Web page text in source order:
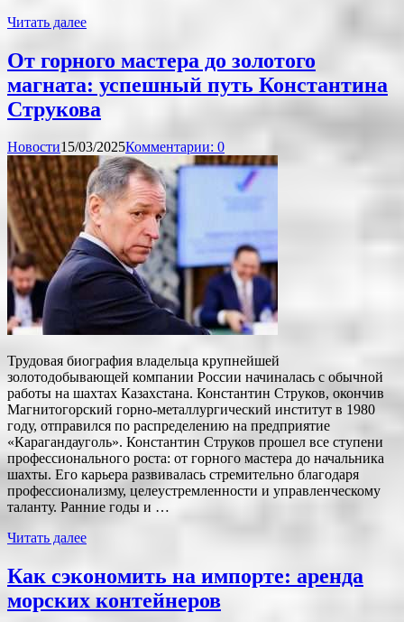
Читать далее
От горного мастера до золотого
магната: успешный путь Константина
Струкова
Новости15/03/2025Комментарии: 0
Трудовая биография владельца крупнейшей
золотодобывающей компании России начиналась с обычной
работы на шахтах Казахстана. Константин Струков, окончив
Магнитогорский горно-металлургический институт в 1980
году, отправился по распределению на предприятие
«Карагандауголь». Константин Струков прошел все ступени
профессионального роста: от горного мастера до начальника
шахты. Его карьера развивалась стремительно благодаря
профессионализму, целеустремленности и управленческому
таланту. Ранние годы и …
Читать далее
Как сэкономить на импорте: аренда
морских контейнеров